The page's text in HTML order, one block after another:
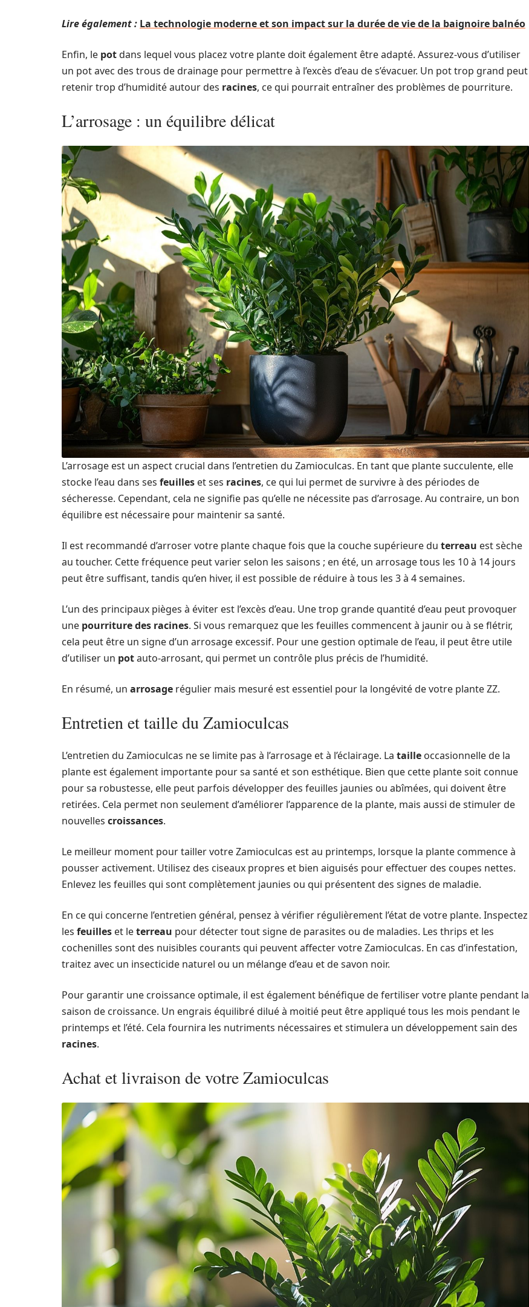
Lire également : La technologie moderne et son impact sur la durée de vie de la baignoire balnéo
Enfin, le potdans lequel vous placez votre plante doit également être adapté. Assurez-vous d’utiliser
un pot avec des trous de drainage pour permettre à l’excès d’eau de s’évacuer. Un pot trop grand peut
retenir trop d’humidité autour des racines, ce qui pourrait entraîner des problèmes de pourriture.
L’arrosage : un équilibre délicat
L’arrosage est un aspect crucial dans l’entretien du Zamioculcas. En tant que plante succulente, elle
stocke l’eau dans ses feuilles et ses racines, ce qui lui permet de survivre à des périodes de
sécheresse. Cependant, cela ne signifie pas qu’elle ne nécessite pas d’arrosage. Au contraire, un bon
équilibre est nécessaire pour maintenir sa santé.
Il est recommandé d’arroser votre plante chaque fois que la couche supérieure du terreau est sèche
au toucher. Cette fréquence peut varier selon les saisons ; en été, un arrosage tous les 10 à 14 jours
peut être suffisant, tandis qu’en hiver, il est possible de réduire à tous les 3 à 4 semaines.
L’un des principaux pièges à éviter est l’excès d’eau. Une trop grande quantité d’eau peut provoquer
une pourriture des racines. Si vous remarquez que les feuilles commencent à jaunir ou à se flétrir,
cela peut être un signe d’un arrosage excessif. Pour une gestion optimale de l’eau, il peut être utile
d’utiliser un potauto-arrosant, qui permet un contrôle plus précis de l’humidité.
En résumé, un arrosage régulier mais mesuré est essentiel pour la longévité de votre plante ZZ.
Entretien et taille du Zamioculcas
L’entretien du Zamioculcas ne se limite pas à l’arrosage et à l’éclairage. La taille occasionnelle de la
plante est également importante pour sa santé et son esthétique. Bien que cette plante soit connue
pour sa robustesse, elle peut parfois développer des feuilles jaunies ou abîmées, qui doivent être
retirées. Cela permet non seulement d’améliorer l’apparence de la plante, mais aussi de stimuler de
nouvelles croissances.
Le meilleur moment pour tailler votre Zamioculcas est au printemps, lorsque la plante commence à
pousser activement. Utilisez des ciseaux propres et bien aiguisés pour effectuer des coupes nettes.
Enlevez les feuilles qui sont complètement jaunies ou qui présentent des signes de maladie.
En ce qui concerne l’entretien général, pensez à vérifier régulièrement l’état de votre plante. Inspectez
les feuilles et leterreau pour détecter tout signe de parasites ou de maladies. Les thrips et les
cochenilles sont des nuisibles courants qui peuvent affecter votre Zamioculcas. En cas d’infestation,
traitez avec un insecticide naturel ou un mélange d’eau et de savon noir.
Pour garantir une croissance optimale, il est également bénéfique de fertiliser votre plante pendant la
saison de croissance. Un engrais équilibré dilué à moitié peut être appliqué tous les mois pendant le
printemps et l’été. Cela fournira les nutriments nécessaires et stimulera un développement sain des
racines.
Achat et livraison de votre Zamioculcas